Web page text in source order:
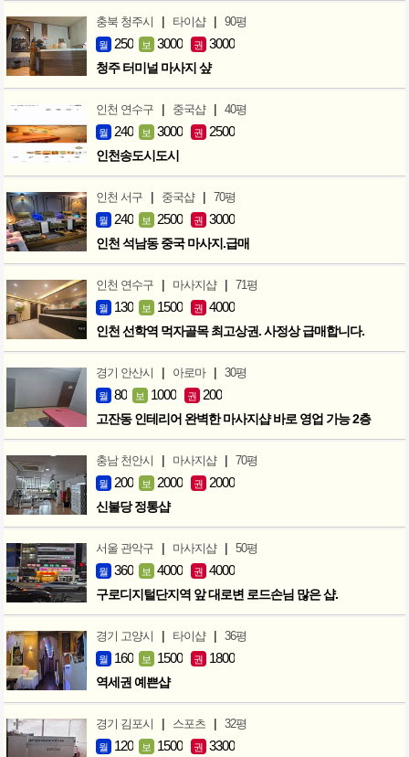
충북 청주시 | 타이샵 | 90평
월 250 보 3000 권 3000
청주 터미널 마사지 샾
인천 연수구 | 중국샵 | 40평
월 240 보 3000 권 2500
인천송도시도시
인천 서구 | 중국샵 | 70평
월 240 보 2500 권 3000
인천 석남동 중국 마사지.급매
인천 연수구 | 마사지샵 | 71평
월 130 보 1500 권 4000
인천 선학역 먹자골목 최고상권. 사정상 급매합니다.
경기 안산시 | 아로마 | 30평
월 80 보 1000 권 200
고잔동 인테리어 완벽한 마사지샵 바로 영업 가능 2층
충남 천안시 | 마사지샵 | 70평
월 200 보 2000 권 2000
신불당 정통샵
서울 관악구 | 마사지샵 | 50평
월 360 보 4000 권 4000
구로디지털단지역 앞 대로변 로드손님 많은 샵.
경기 고양시 | 타이샵 | 36평
월 160 보 1500 권 1800
역세권 예쁜샵
경기 김포시 | 스포츠 | 32평
월 120 보 1500 권 3300